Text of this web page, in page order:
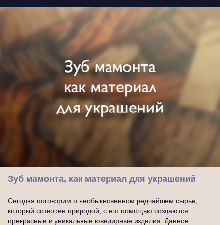
Зуб мамонта, как материал для украшений
Сегодня поговорим о необыкновенном редчайшем сырье,
который сотворен природой, с его помощью создаются
прекрасные и уникальные ювелирные изделия. Данное…